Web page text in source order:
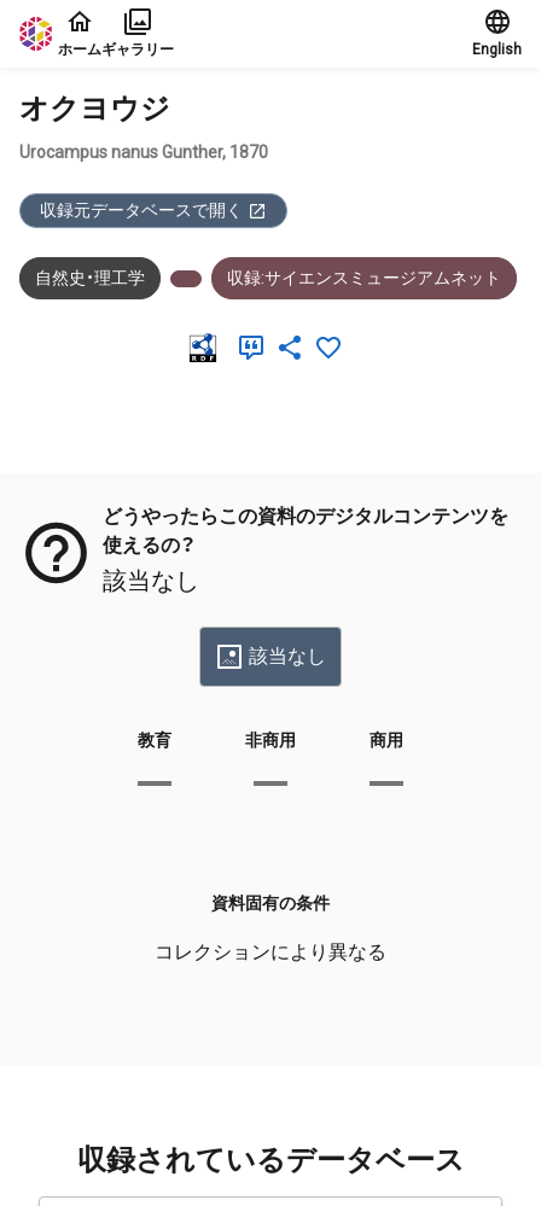
本文に飛ぶ
ホームギャラリー English
オクヨウジ
Urocampus nanus Gunther, 1870
収録元データベースで開く
自然史・理工学 収録:サイエンスミュージアムネット
どうやったらこの資料のデジタルコンテンツを
使えるの？
該当なし
該当なし
教育 非商用 商用
資料固有の条件
コレクションにより異なる
収録されているデータベース